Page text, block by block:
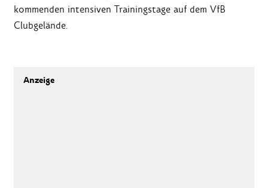
kommenden intensiven Trainingstage auf dem VfB
Clubgelände.